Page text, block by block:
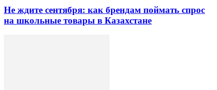
Не ждите сентября: как брендам поймать спрос
на школьные товары в Казахстане